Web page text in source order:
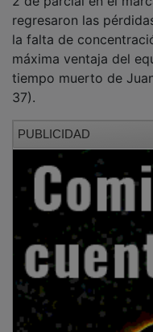
regresaron las
la falta de
máxima ventaja del
tiempo muerto de
37).